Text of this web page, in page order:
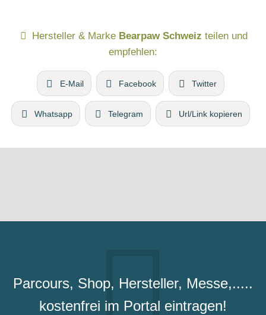
Hersteller & Marke Bearpaw Schweiz teilen und
empfehlen:
E-Mail Facebook Twitter
Whatsapp Telegram Url/Link kopieren
Parcours, Shop, Hersteller, Messe,.....
kostenfrei im Portal eintragen!